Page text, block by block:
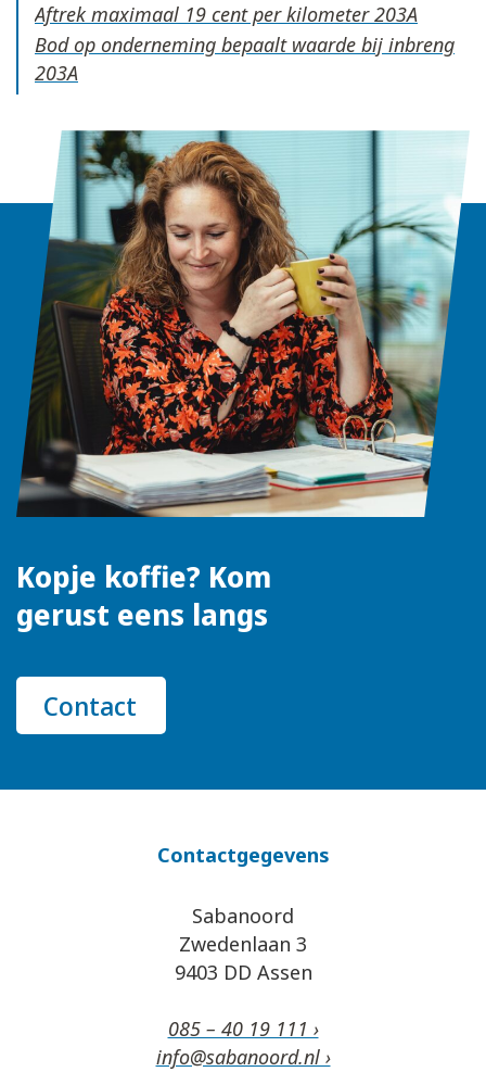
Aftrek maximaal 19 cent per kilometer
Bod op onderneming bepaalt waarde bij inbreng
Kopje koffie? Kom
gerust eens langs
Contact
Contactgegevens
Sabanoord
Zwedenlaan 3
9403 DD Assen
085 – 40 19 111 ›
info@sabanoord.nl ›